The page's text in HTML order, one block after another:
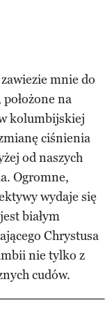
mnie do
na
kolumbijskiej
ciśnienia
od naszych
Ogromne,
wydaje się
białym
Chrystusa
nie tylko z
cudów.